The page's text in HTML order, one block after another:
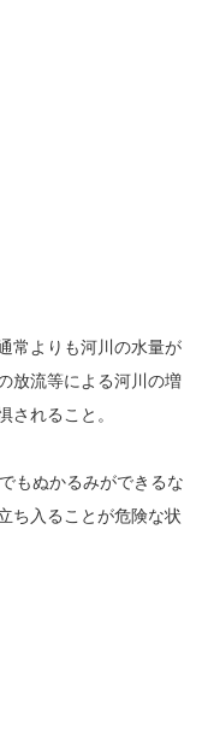
常よりも河川の水量が
放流等による河川の増
されること。
もぬかるみができるな
ち入ることが危険な状